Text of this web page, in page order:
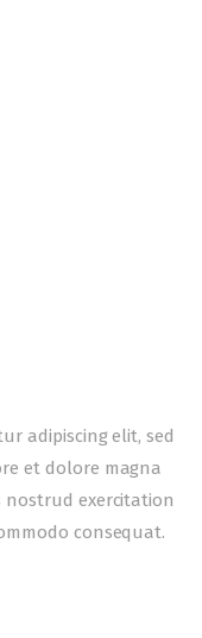
adipiscing elit, sed
et dolore magna
nostrud exercitation
consequat.